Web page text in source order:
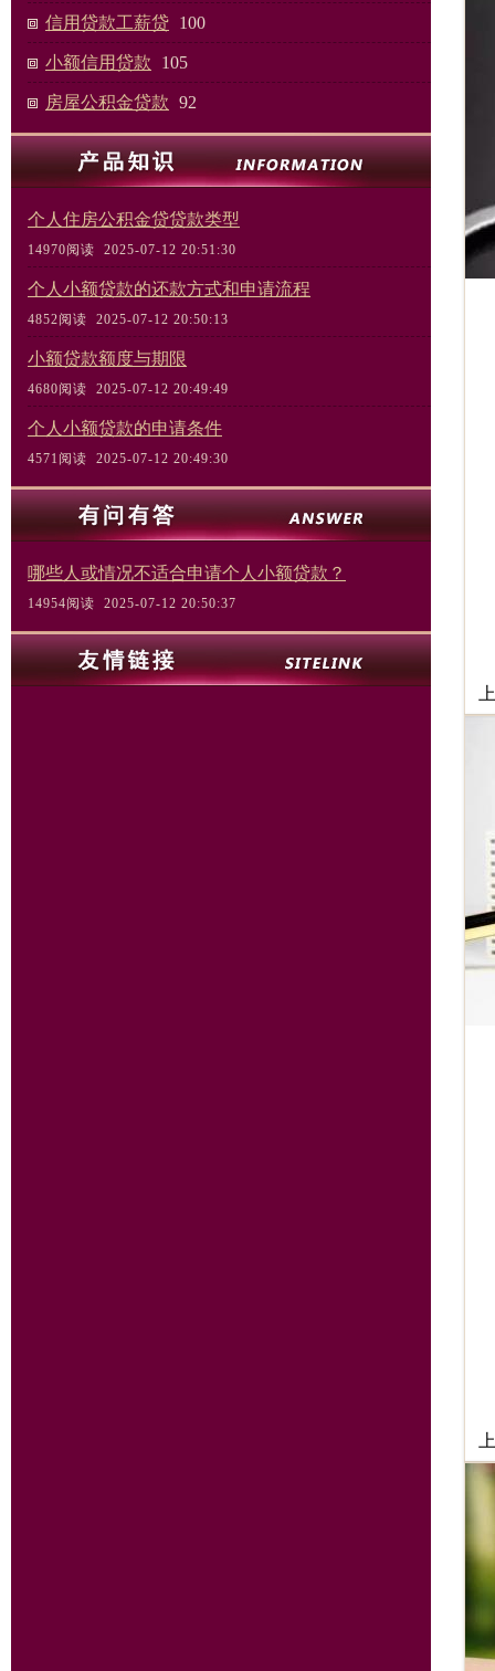
信用贷款工薪贷 100
小额信用贷款 105
房屋公积金贷款 92
个人住房公积金贷贷款类型
14970阅读 2025-07-12 20:51:30
个人小额贷款的还款方式和申请流程
4852阅读 2025-07-12 20:50:13
小额贷款额度与期限
4680阅读 2025-07-12 20:49:49
个人小额贷款的申请条件
4571阅读 2025-07-12 20:49:30
哪些人或情况不适合申请个人小额贷款？
14954阅读 2025-07-12 20:50:37